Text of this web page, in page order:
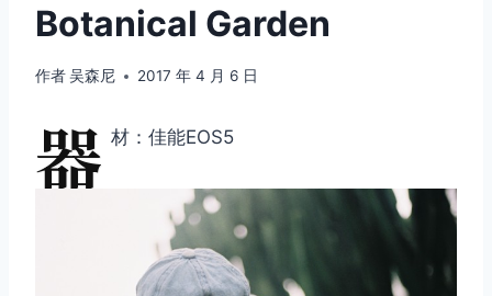
Botanical Garden
作者吴森尼 2017 年 4 月 6 日
器 材：佳能EOS5